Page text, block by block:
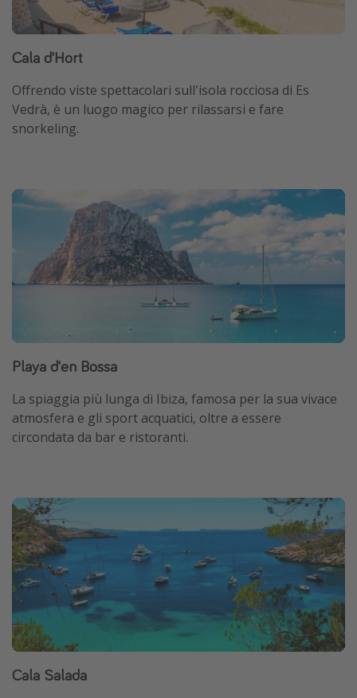
Cala d'Hort
Offrendo viste spettacolari sull'isola rocciosa di Es
Vedrà, è un luogo magico per rilassarsi e fare
snorkeling.
Playa d'en Bossa
La spiaggia più lunga di Ibiza, famosa per la sua vivace
atmosfera e gli sport acquatici, oltre a essere
circondata da bar e ristoranti.
Cala Salada